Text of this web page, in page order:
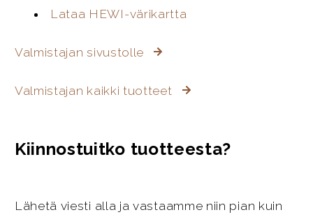
Lataa HEWI-värikartta
Valmistajan sivustolle
Valmistajan kaikki tuotteet
Kiinnostuitko tuotteesta?
Lähetä viesti alla ja vastaamme niin pian kuin